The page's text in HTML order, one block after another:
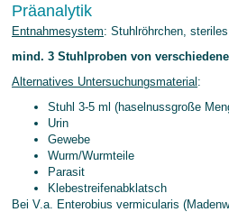
Präanalytik
Entnahmesystem: Stuhlröhrchen,
mind. 3 Stuhlproben von
Alternatives Untersuchungsmaterial:
Stuhl 3-5 ml (haselnussgroße
Urin
Gewebe
Wurm/Wurmteile
Parasit
Klebestreifenabklatsch
Bei V.a. Enterobius vermicularis